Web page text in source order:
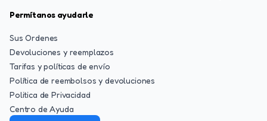
Permítanos ayudarle
Sus Ordenes
Devoluciones y reemplazos
Tarifas y políticas de envío
Política de reembolsos y devoluciones
Politica de Privacidad
Centro de Ayuda